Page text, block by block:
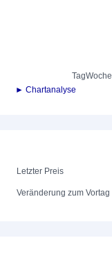
TagWoche
► Chartanalyse
Letzter Preis
Veränderung zum Vortag